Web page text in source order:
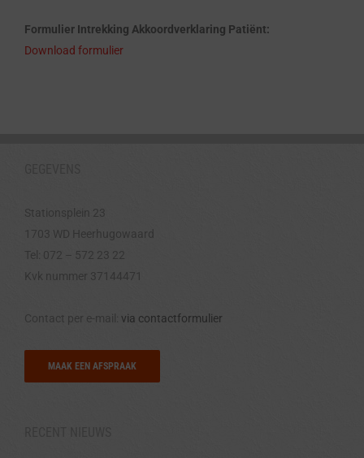
Formulier Intrekking Akkoordverklaring Patiënt:
Download formulier
Stationsplein 23
1703 WD Heerhugowaard
Tel: 072 – 572 23 22
Kvk nummer 37144471
Contact per e-mail: via contactformulier
MAAK EEN AFSPRAAK